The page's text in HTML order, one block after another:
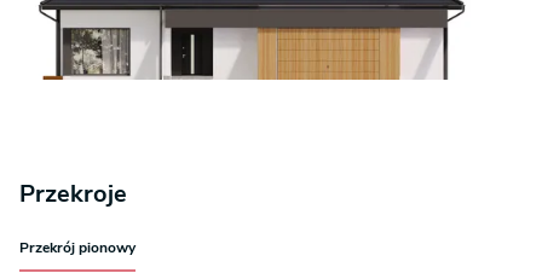
Przekroje
Przekrój pionowy